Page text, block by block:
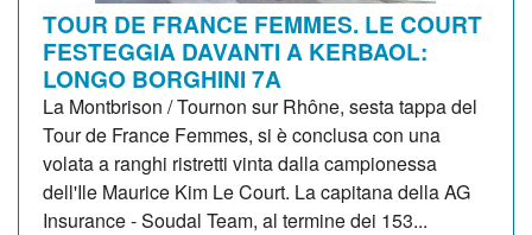
TOUR DE FRANCE FEMMES. LE COURT
FESTEGGIA DAVANTI A KERBAOL:
LONGO BORGHINI 7A
La Montbrison / Tournon sur Rhône, sesta tappa del
Tour de France Femmes, si è conclusa con una
volata a ranghi ristretti vinta dalla campionessa
dell'Ile Maurice Kim Le Court. La capitana della AG
Insurance - Soudal Team, al termine dei 153...